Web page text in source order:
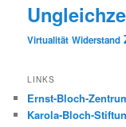
Virtualität Widerstand
LINKS
Ernst-Bloch-
Karola-Bloch-